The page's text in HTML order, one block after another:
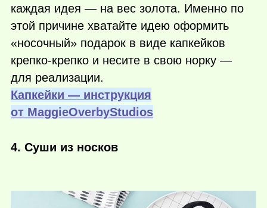
каждая идея — на вес золота. Именно по
этой причине хватайте идею оформить
«носочный» подарок в виде капкейков
крепко-крепко и несите в свою норку —
для реализации.
Капкейки — инструкция
от MaggieOverbyStudios
4. Суши из носков